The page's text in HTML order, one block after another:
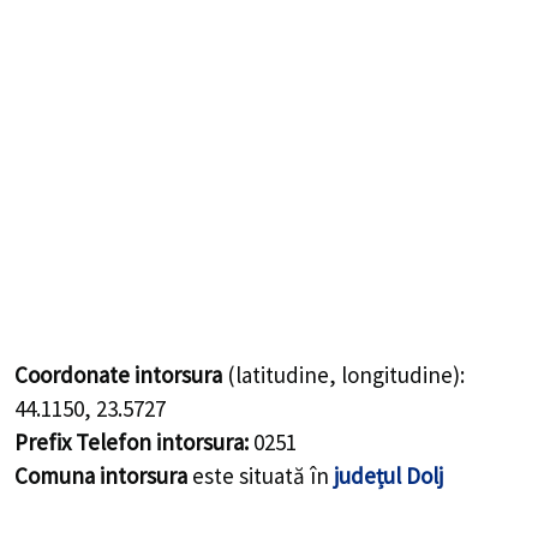
Coordonate intorsura (latitudine, longitudine):
44.1150, 23.5727
Prefix Telefon intorsura: 0251
Comuna intorsura este situată în județul Dolj